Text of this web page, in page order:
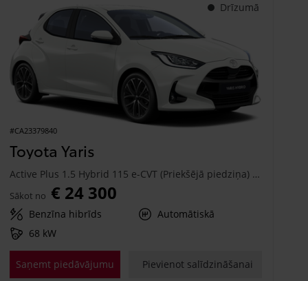
Drīzumā
#CA23379840
Toyota Yaris
Active Plus 1.5 Hybrid 115 e-CVT (Priekšējā piedziņa) (68 kW)
Sākot no € 24 300
Benzīna hibrīds
Automātiskā
68 kW
Saņemt piedāvājumu Pievienot salīdzināšanai